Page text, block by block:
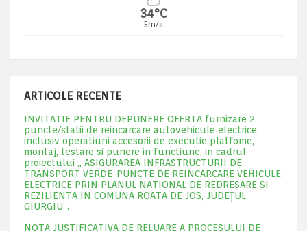
34°C
5m/s
ARTICOLE RECENTE
INVITATIE PENTRU DEPUNERE OFERTA furnizare 2
puncte/statii de reincarcare autovehicule electrice,
inclusiv operatiuni accesorii de executie platfome,
montaj, testare si punere in functiune, in cadrul
proiectului „ ASIGURAREA INFRASTRUCTURII DE
TRANSPORT VERDE-PUNCTE DE REINCARCARE VEHICULE
ELECTRICE PRIN PLANUL NATIONAL DE REDRESARE SI
REZILIENTA IN COMUNA ROATA DE JOS, JUDEŢUL
GIURGIU”.
NOTA JUSTIFICATIVA DE RELUARE A PROCESULUI DE